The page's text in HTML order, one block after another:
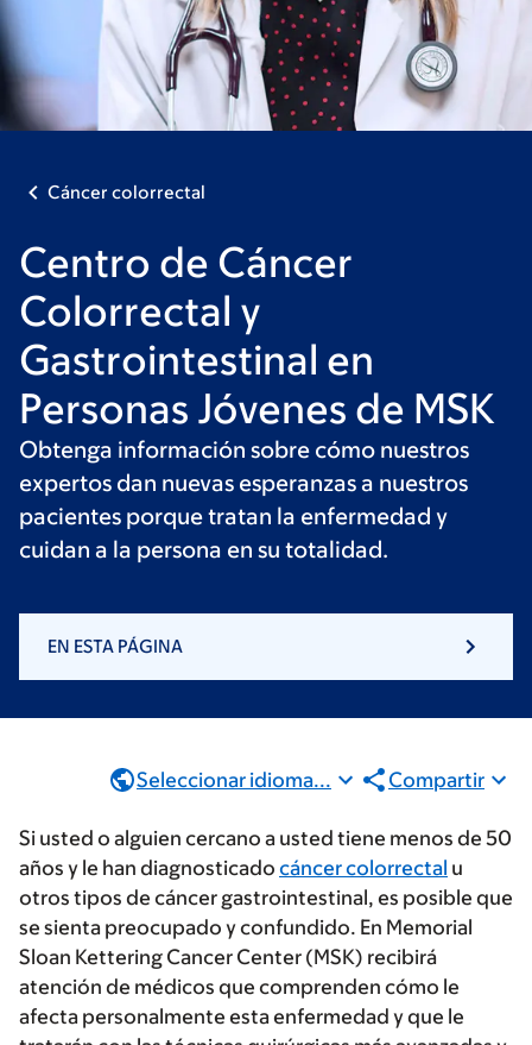
Cáncer colorrectal
Centro de Cáncer
Colorrectal y
Gastrointestinal en
Personas Jóvenes de MSK
Obtenga información sobre cómo nuestros
expertos dan nuevas esperanzas a nuestros
pacientes porque tratan la enfermedad y
cuidan a la persona en su totalidad.
EN ESTA PÁGINA
Seleccionar idioma... Compartir
Si usted o alguien cercano a usted tiene menos de 50
años y le han diagnosticado cáncer colorrectal u
otros tipos de cáncer gastrointestinal, es posible que
se sienta preocupado y confundido. En Memorial
Sloan Kettering Cancer Center (MSK) recibirá
atención de médicos que comprenden cómo le
afecta personalmente esta enfermedad y que le